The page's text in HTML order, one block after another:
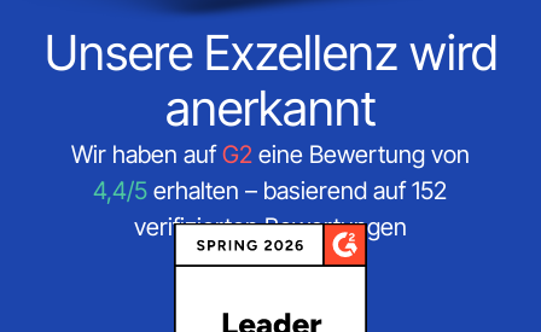
Unsere Exzellenz wird
anerkannt
Wir haben aufG2eine Bewertung von
4,4/5 erhalten – basierend auf 152
verifizierten Bewertungen